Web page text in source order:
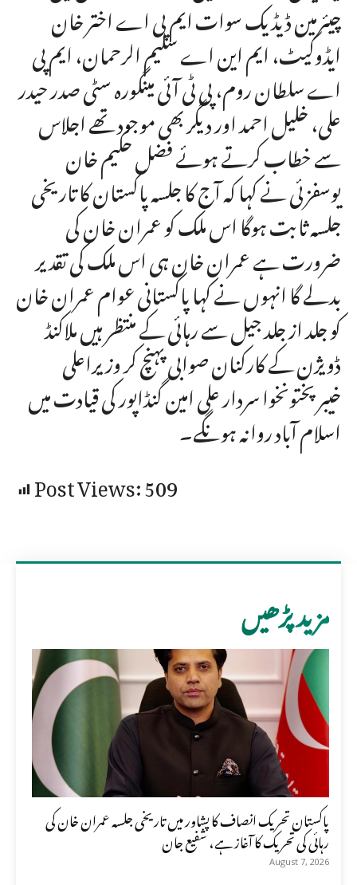
چیئرمین ڈیڈیک سوات ایم پی اے اختر خان
ایڈوکیٹ، ایم این اے سلیم الرحمان، ایم پی
اے سلطان روم، پی ٹی آئی مینگورہ سٹی صدر حیدر
علی، خلیل احمد اور دیگر بھی موجود تھے اجلاس
سے خطاب کرتے ہوئے فضل حکیم خان
یوسفزئی نے کہا کہ آج کا جلسہ پاکستان کا تاریخی
جلسہ ثابت ہوگا اس ملک کو عمران خان کی
ضرورت ہے عمران خان ہی اس ملک کی تقدیر
بدلے گا انہوں نے کہا پاکستانی عوام عمران خان
کو جلد از جلد جیل سے رہائی کے منتظر ہیں ملاکنڈ
ڈویژن کے کارکنان صوابی پہنچ کر وزیراعلی
خیبرپختونخوا سردار علی امین گنڈاپور کی قیادت میں
اسلام آباد روانہ ہونگے۔
Post Views:509
مزید پڑھیں
پاکستان تحریک انصاف کا پشاور میں تاریخی جلسہ عمران خان کی
رہائی کی تحریک کا آغاز ہے، شفیع جان
August 7, 2026